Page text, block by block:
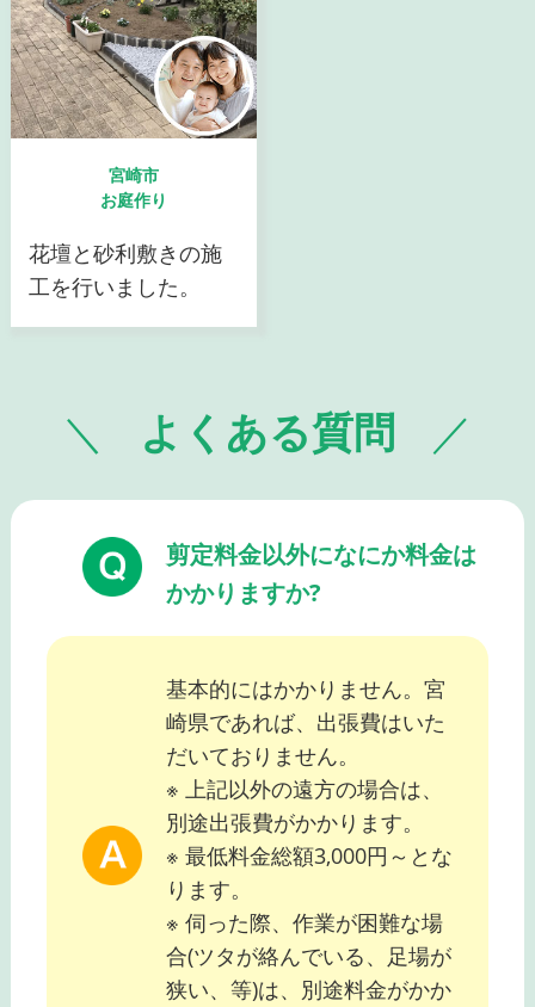
宮崎市
お庭作り
花壇と砂利敷きの施
工を行いました。
よくある質問
剪定料金以外になにか料金は
かかりますか?
基本的にはかかりません。宮
崎県であれば、出張費はいた
だいておりません。
※ 上記以外の遠方の場合は、
別途出張費がかかります。
※ 最低料金総額3,000円～とな
ります。
※ 伺った際、作業が困難な場
合(ツタが絡んでいる、足場が
狭い、等)は、別途料金がかか